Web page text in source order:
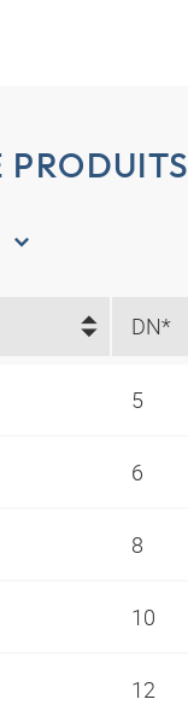
DN*
5
6
8
10
12